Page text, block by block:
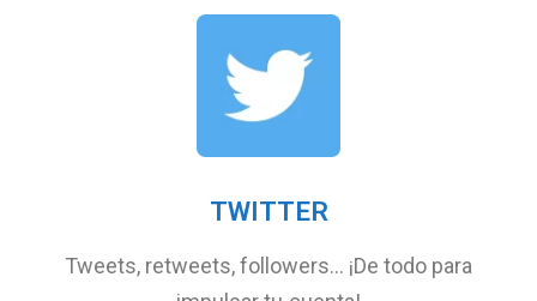
TWITTER
Tweets, retweets, followers… ¡De todo para